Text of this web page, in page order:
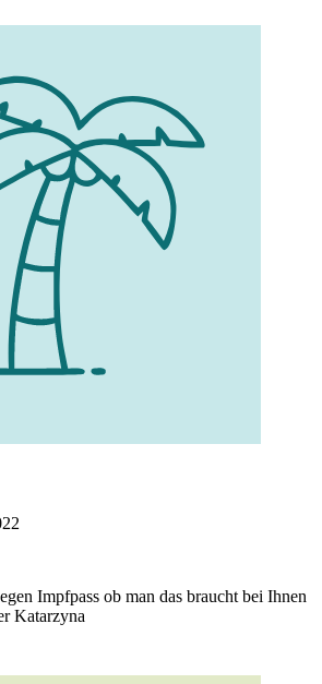
Impfpass ob man das braucht bei Ihnen
Katarzyna